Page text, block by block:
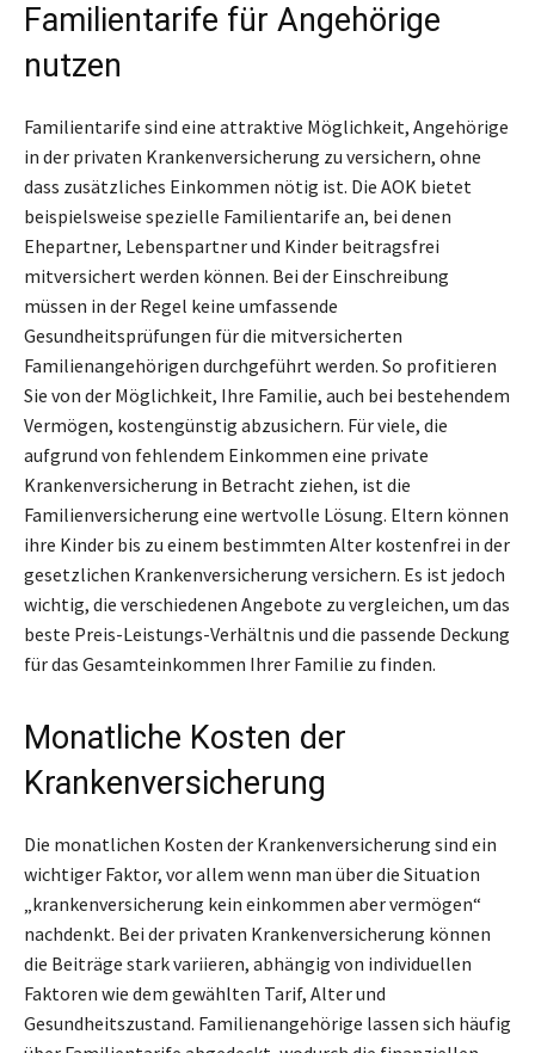
Familientarife für Angehörige
nutzen
Familientarife sind eine attraktive Möglichkeit, Angehörige
in der privaten Krankenversicherung zu versichern, ohne
dass zusätzliches Einkommen nötig ist. Die AOK bietet
beispielsweise spezielle Familientarife an, bei denen
Ehepartner, Lebenspartner und Kinder beitragsfrei
mitversichert werden können. Bei der Einschreibung
müssen in der Regel keine umfassende
Gesundheitsprüfungen für die mitversicherten
Familienangehörigen durchgeführt werden. So profitieren
Sie von der Möglichkeit, Ihre Familie, auch bei bestehendem
Vermögen, kostengünstig abzusichern. Für viele, die
aufgrund von fehlendem Einkommen eine private
Krankenversicherung in Betracht ziehen, ist die
Familienversicherung eine wertvolle Lösung. Eltern können
ihre Kinder bis zu einem bestimmten Alter kostenfrei in der
gesetzlichen Krankenversicherung versichern. Es ist jedoch
wichtig, die verschiedenen Angebote zu vergleichen, um das
beste Preis-Leistungs-Verhältnis und die passende Deckung
für das Gesamteinkommen Ihrer Familie zu finden.
Monatliche Kosten der
Krankenversicherung
Die monatlichen Kosten der Krankenversicherung sind ein
wichtiger Faktor, vor allem wenn man über die Situation
„krankenversicherung kein einkommen aber vermögen“
nachdenkt. Bei der privaten Krankenversicherung können
die Beiträge stark variieren, abhängig von individuellen
Faktoren wie dem gewählten Tarif, Alter und
Gesundheitszustand. Familienangehörige lassen sich häufig